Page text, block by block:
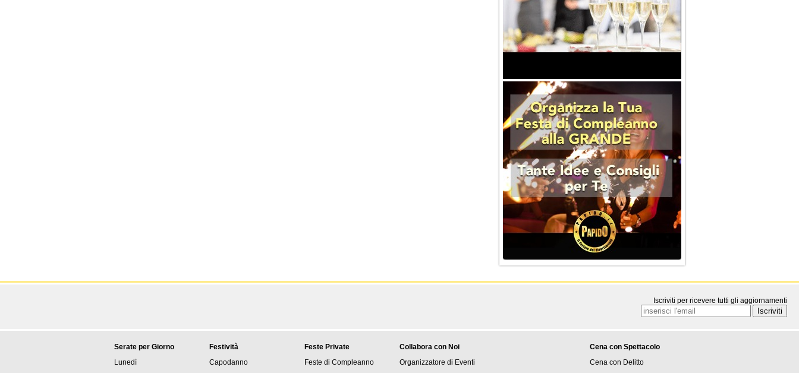
Iscriviti per ricevere tutti gli aggiornamenti
Serate per Giorno
Lunedì
Festività
Capodanno
Feste Private
Feste di Compleanno
Collabora con Noi
Organizzatore di Eventi
Cena con Spettacolo
Cena con Delitto